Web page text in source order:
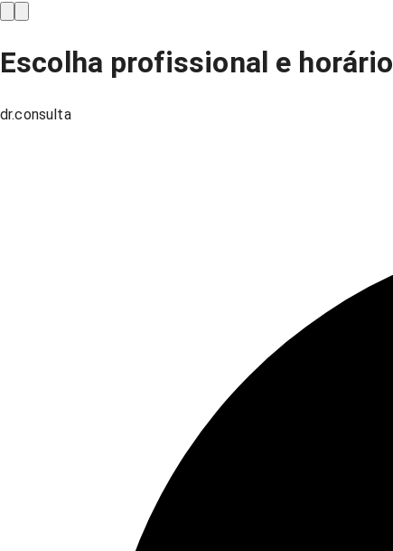
Escolha profissional e horário
dr.consulta